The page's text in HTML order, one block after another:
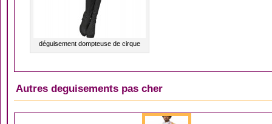
déguisement dompteuse de cirque
Autres deguisements pas cher
DÉGUISEMENT